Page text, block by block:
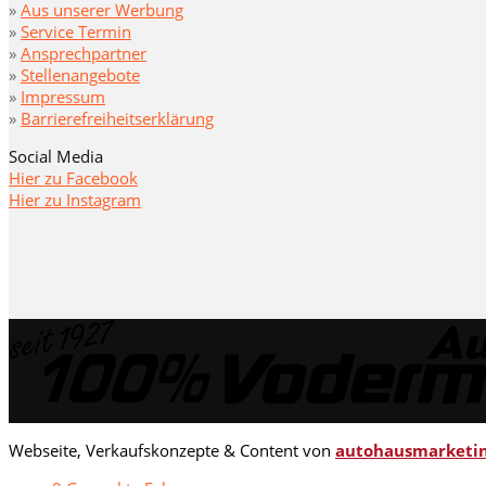
» Aus unserer Werbung
» Service Termin
» Ansprechpartner
» Stellenangebote
» Impressum
» Barrierefreiheitserklärung
Social Media
Hier zu Facebook
Hier zu Instagram
Webseite, Verkaufskonzepte & Content von